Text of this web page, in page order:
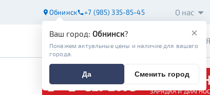
Обнинск +7 (985) 335-85-45 О нас
ЗАРЯДКА И
×
Ваш город: Обнинск?
Покажем актуальные цены и наличие для вашего
города.
Да Сменить город